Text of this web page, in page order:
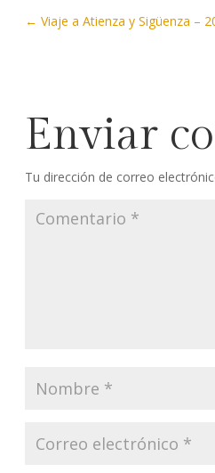
← Viaje a Atienza y Sigüenza –
Enviar
Tu dirección de correo